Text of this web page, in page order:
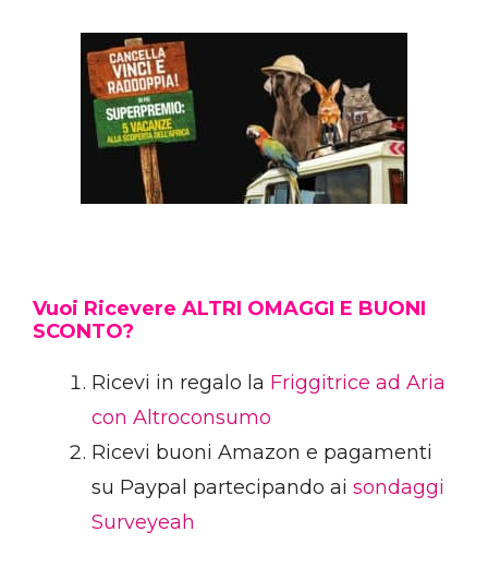
Vuoi Ricevere ALTRI OMAGGI E BUONI
SCONTO?
Ricevi in regalo la Friggitrice ad Aria
con Altroconsumo
Ricevi buoni Amazon e pagamenti
su Paypal partecipando ai sondaggi
Surveyeah